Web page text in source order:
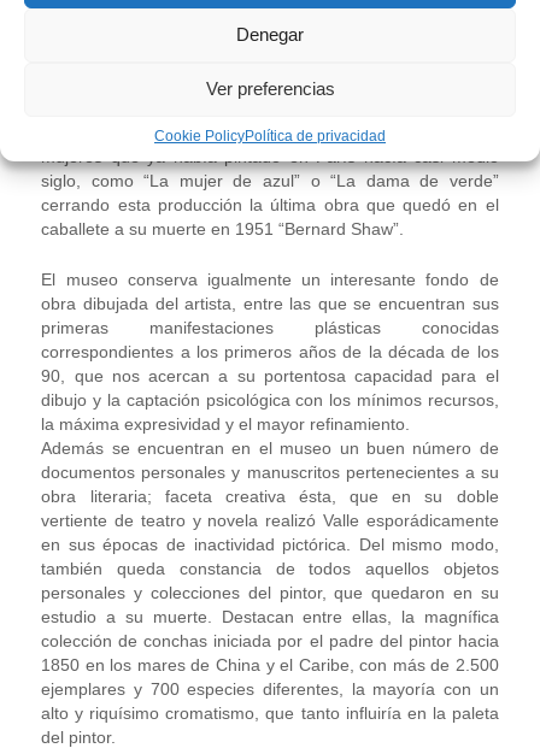
Denegar
Ver preferencias
Cookie PolicyPolítica de privacidad
importante e innovadora obra final (1949-1950) en las que
el paisaje se diluye apareciendo una representación
de aguda carga psicológica como en “El futbolista”, “El
apareciendo nostálgicamente representadas diferentes
siglo, como “La mujer de azul” o “La dama de verde”
cerrando esta producción la última obra que quedó en el
caballete a su muerte en 1951 “Bernard Shaw”.
El museo conserva igualmente un interesante fondo de
obra dibujada del artista, entre las que se encuentran sus
primeras manifestaciones plásticas conocidas
correspondientes a los primeros años de la década de los
90, que nos acercan a su portentosa capacidad para el
dibujo y la captación psicológica con los mínimos recursos,
la máxima expresividad y el mayor refinamiento.
Además se encuentran en el museo un buen número de
documentos personales y manuscritos pertenecientes a su
obra literaria; faceta creativa ésta, que en su doble
vertiente de teatro y novela realizó Valle esporádicamente
en sus épocas de inactividad pictórica. Del mismo modo,
también queda constancia de todos aquellos objetos
personales y colecciones del pintor, que quedaron en su
estudio a su muerte. Destacan entre ellas, la magnífica
colección de conchas iniciada por el padre del pintor hacia
1850 en los mares de China y el Caribe, con más de 2.500
ejemplares y 700 especies diferentes, la mayoría con un
alto y riquísimo cromatismo, que tanto influiría en la paleta
del pintor.